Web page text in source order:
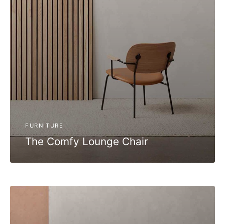
FURNITURE
The Comfy Lounge Chair
Elemanları